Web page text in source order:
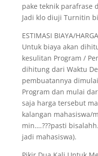
pake teknik parafrase
Jadi klo diuji Turnitin
ESTIMASI BIAYA/HARGA
Untuk biaya akan
kesulitan Program /
dihitung dari Waktu
pembuatannya
Program dan mulai
saja harga tersebut
kalangan mahasiswa/
min….???pasti
jadi mahasiswa).